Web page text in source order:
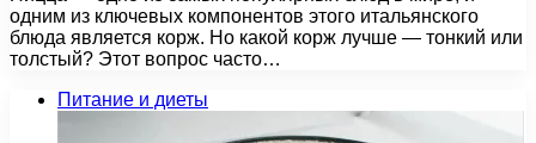
одним из ключевых компонентов этого итальянского
блюда является корж. Но какой корж лучше — тонкий или
толстый? Этот вопрос часто…
Питание и диеты